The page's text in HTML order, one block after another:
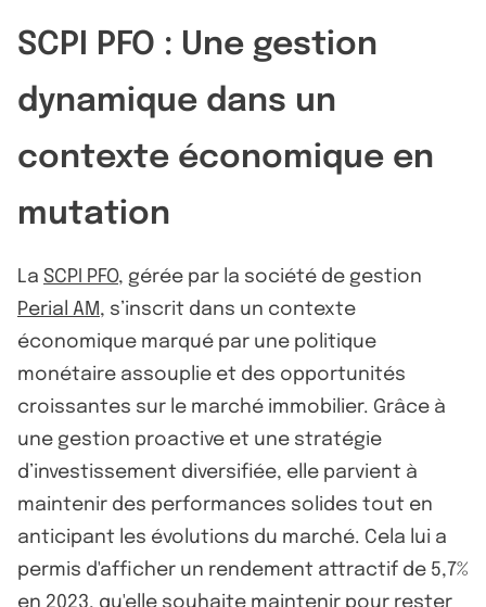
SCPI PFO : Une gestion
dynamique dans un
contexte économique en
mutation
La SCPI PFO, gérée par la société de gestion
Perial AM, s’inscrit dans un contexte
économique marqué par une politique
monétaire assouplie et des opportunités
croissantes sur le marché immobilier. Grâce à
une gestion proactive et une stratégie
d’investissement diversifiée, elle parvient à
maintenir des performances solides tout en
anticipant les évolutions du marché. Cela lui a
permis d'afficher un rendement attractif de 5,7%
en 2023, qu'elle souhaite maintenir pour rester